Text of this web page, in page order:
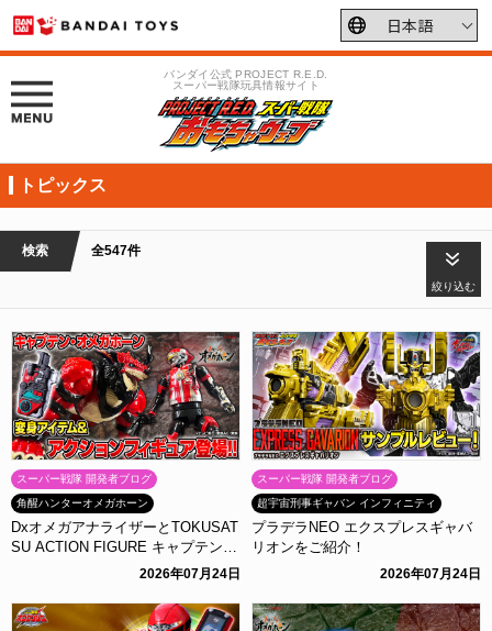
バンダイ公式 PROJECT R.E.D.
スーパー戦隊玩具情報サイト
トピックス
検索 全547件
絞り込む
スーパー戦隊 開発者ブログ
角醒ハンターオメガホーン
DxオメガアナライザーとTOKUSAT
SU ACTION FIGURE キャプテン・
オメガホーンをご紹介！2026年07月24日
スーパー戦隊 開発者ブログ
超宇宙刑事ギャバン インフィニティ
プラデラNEO エクスプレスギャバ
リオンをご紹介！
2026年07月24日